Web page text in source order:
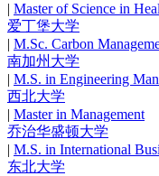
| Master of Science in
爱丁堡大学
| M.Sc. Carbon
南加州大学
| M.S. in Engineering
西北大学
| Master in Management
乔治华盛顿大学
| M.S. in International
东北大学